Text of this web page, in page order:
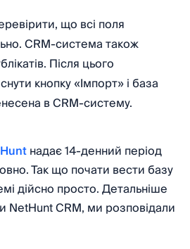
що всі поля
CRM-система також
Після цього
кнопку «Імпорт» і база
в CRM-систему.
надає 14-денний період
Так що почати вести базу
дійсно просто. Детальніше
NetHunt CRM, ми розповідали